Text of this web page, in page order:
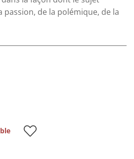
de la polémique, de la